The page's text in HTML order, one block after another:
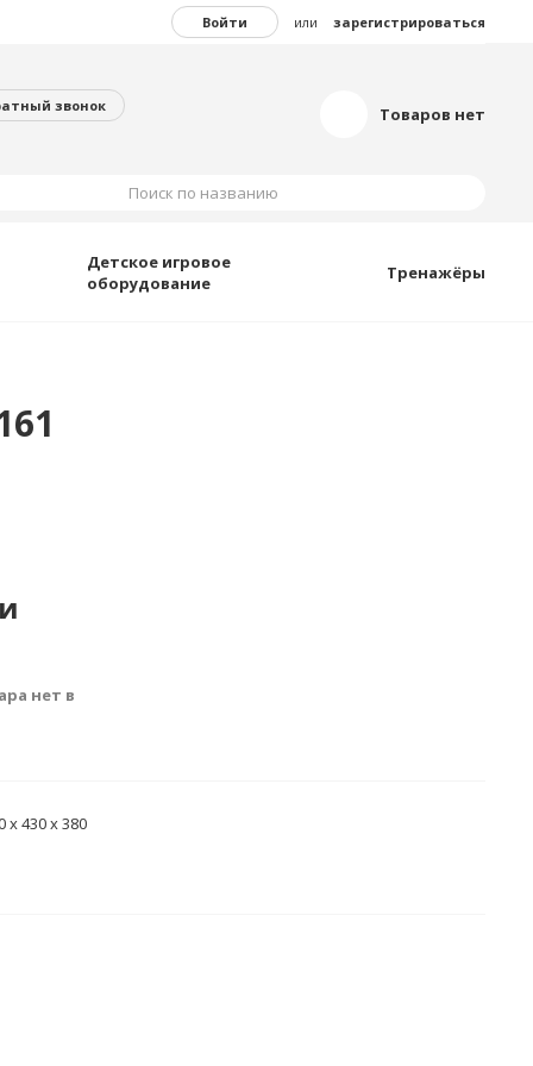
Войти или зарегистрироваться
Товаров нет
звонок
Поиск по названию
Детское игровое
оборудование
Тренажёры
нет в
х 430 х 380